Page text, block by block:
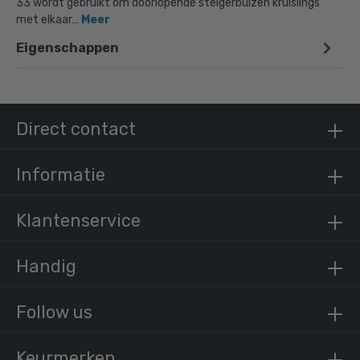
33 wordt gebruikt om doorlopende steigerbuizen kruislings
met elkaar… Meer
Eigenschappen
Follow us
Direct contact
Informatie
Klantenservice
Handig